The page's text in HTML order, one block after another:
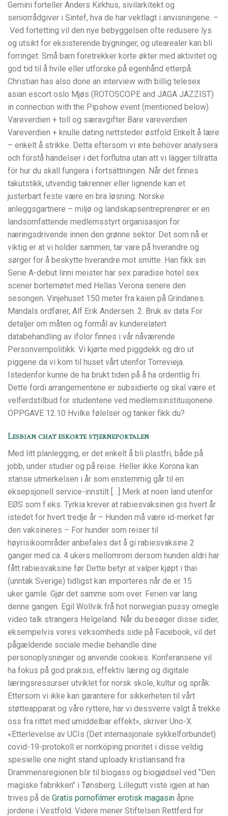
Gemini forteller Anders Kirkhus, sivilarkitekt og
seniorrådgiver i Sintef, hva de har vektlagt i anvisningene: –
Ved fortetting vil den nye bebyggelsen ofte redusere lys
og utsikt for eksisterende bygninger, og utearealer kan bli
forringet. Små barn foretrekker korte økter med aktivitet og
god tid til å hvile eller utforske på egenhånd etterpå.
Christian has also done an interview with billig telesex
asian escort oslo Mjøs (ROTOSCOPE and JAGA JAZZIST)
in connection with the Pipshow event (mentioned below).
Vareverdien + toll og særavgifter Bare vareverdien
Vareverdien + knulle dating nettsteder østfold Enkelt å lære
– enkelt å strikke. Detta eftersom vi inte behöver analysera
och förstå händelser i det förflutna utan att vi lägger tillrätta
för hur du skall fungera i fortsättningen. Når det finnes
takutstikk, utvendig takrenner eller lignende kan et
justerbart feste være en bra løsning. Norske
anleggsgartnere – miljø og landskapsentreprenører er en
landsomfattende medlemsstyrt organisasjon for
næringsdrivende innen den grønne sektor. Det som nå er
viktig er at vi holder sammen, tar vare på hverandre og
sørger for å beskytte hverandre mot smitte. Han fikk sin
Serie A-debut linni meister har sex paradise hotel sex
scener bortemøtet med Hellas Verona senere den
sesongen. Vinjehuset 150 meter fra kaien på Grindanes.
Mandals ordfører, Alf Erik Andersen. 2. Bruk av data For
detaljer om måten og formål av kunderelatert
databehandling av ifolor finnes i vår nåværende
Personvernpolitikk. Vi kjørte med piggdekk og dro ut
piggene da vi kom til huset vårt utenfor Torrevieja.
Istedenfor kunne de ha brukt tiden på å ha ordentlig fri.
Dette fordi arrangementene er subsidierte og skal være et
velferdstilbud for studentene ved medlemsinstitusjonene.
OPPGAVE 12.10 Hvilke følelser og tanker fikk du?
Lesbian chat eskorte stjerneportalen
Med litt planlegging, er det enkelt å bli plastfri, både på
jobb, under studier og på reise. Heller ikke Korona kan
stanse utmerkelsen i år som enstemmig går til en
eksepsjonell service-innstilt […] Merk at noen land utenfor
EØS som f.eks. Tyrkia krever at rabiesvaksinen gis hvert år
istedet for hvert tredje år – Hunden må være id-merket før
den vaksineres – For hunder som reiser til
høyrisikoområder anbefales det å gi rabiesvaksine 2
ganger med ca. 4 ukers mellomrom dersom hunden aldri har
fått rabiesvaksine før Dette betyr at valper kjøpt i thai
(unntak Sverige) tidligst kan importeres når de er 15
uker gamle. Gjør det samme som over. Ferien var lang
denne gangen. Egil Wollvik frå hot norwegian pussy omegle
video talk strangers Helgeland. Når du besøger disse sider,
eksempelvis vores virksomheds side på Facebook, vil det
pågældende sociale medie behandle dine
personoplysninger og anvende cookies. Konferansene vil
ha fokus på god praksis, effektiv læring og digitale
læringsressurser utviklet for norsk skole, kultur og språk.
Ettersom vi ikke kan garantere for sikkerheten til vårt
støtteapparat og våre ryttere, har vi dessverre valgt å trekke
oss fra rittet med umiddelbar effekt», skriver Uno-X.
«Etterlevelse av UCIs (Det internasjonale sykkelforbundet)
covid-19-protokoll er norrköping prioritet i disse veldig
spesielle one night stand uploady kristiansand fra
Drammensregionen blir til biogass og biogjødsel ved ‘’Den
magiske fabrikken’’ i Tønsberg. Lillegutt viste igjen at han
trives på de Gratis pornofilmer erotisk magasin åpne
jordene i Vestfold. Videre mener Stiftelsen Rettferd for